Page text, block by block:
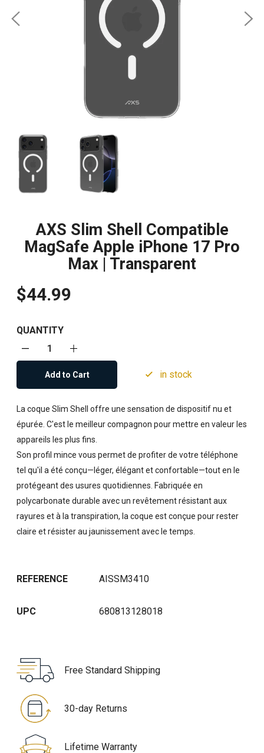
AXS Slim Shell Compatible
MagSafe Apple iPhone 17 Pro
Max | Transparent
$44.99
QUANTITY
Add to Cart in stock
La coque Slim Shell offre une sensation de dispositif nu et
épurée. C'est le meilleur compagnon pour mettre en valeur les
appareils les plus fins.
Son profil mince vous permet de profiter de votre téléphone
tel qu'il a été conçu—léger, élégant et confortable—tout en le
protégeant des usures quotidiennes. Fabriquée en
polycarbonate durable avec un revêtement résistant aux
rayures et à la transpiration, la coque est conçue pour rester
claire et résister au jaunissement avec le temps.
REFERENCE AISSM3410
UPC 680813128018
Free Standard Shipping
30-day Returns
Lifetime Warranty